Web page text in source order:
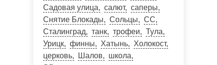
Садовая улица
салют
саперы
Снятие Блокады
Сольцы
СС
Сталинград
танк трофеи
Тула
Урицк
финны Хатынь
Холокост
церковь
Шалов
школа